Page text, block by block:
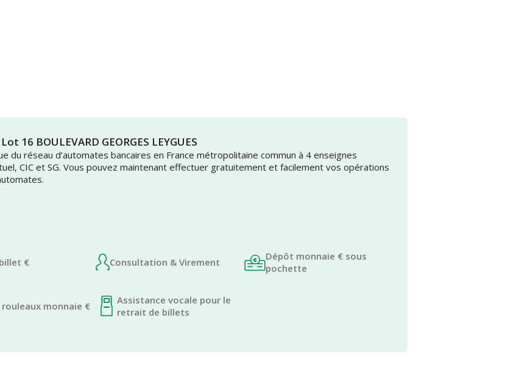
16 BOULEVARD GEORGES LEYGUES
du réseau d’automates bancaires en France métropolitaine commun à 4 enseignes
CIC et SG. Vous pouvez maintenant effectuer gratuitement et facilement vos opérations
€ Consultation & Virement
Dépôt monnaie € sous
pochette
monnaie €
Assistance vocale pour le
retrait de billets